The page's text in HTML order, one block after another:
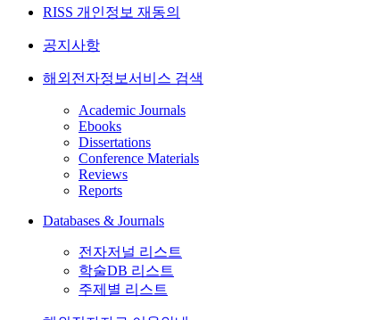
RISS 개인정보 재동의
공지사항
해외전자정보서비스 검색
Academic Journals
Ebooks
Dissertations
Conference Materials
Reviews
Reports
Databases & Journals
전자저널 리스트
학술DB 리스트
주제별 리스트